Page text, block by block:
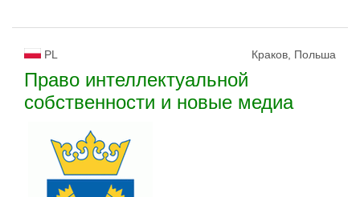
PL Краков, Польша
Право интеллектуальной
собственности и новые медиа